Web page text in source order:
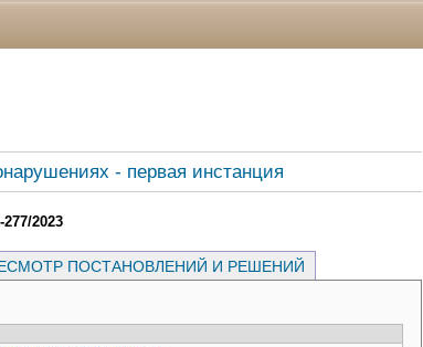
- первая инстанция
2023
ПОСТАНОВЛЕНИЙ И РЕШЕНИЙ